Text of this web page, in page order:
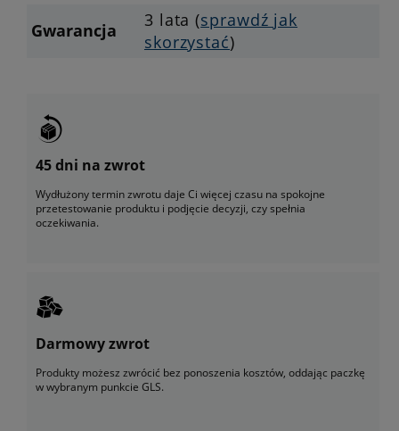
Gwarancja
3 lata (sprawdź jak
skorzystać)
45 dni na zwrot
Wydłużony termin zwrotu daje Ci więcej czasu na spokojne
przetestowanie produktu i podjęcie decyzji, czy spełnia
oczekiwania.
Darmowy zwrot
Produkty możesz zwrócić bez ponoszenia kosztów, oddając paczkę
w wybranym punkcie GLS.